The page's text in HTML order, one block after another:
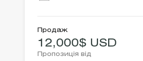
Продаж
12,000$ USD
Пропозиція від